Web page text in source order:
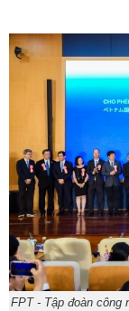
FPT - Tập đoàn công